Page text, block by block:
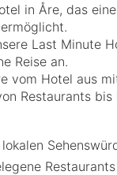
in Åre, das
Last Minute
Reise an.
vom Hotel aus
Restaurants